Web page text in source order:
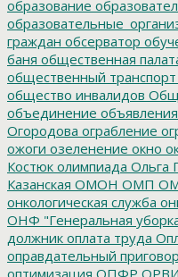
образование
граждан обсерватор
баня общественная
общественный транспорт
общество инвалидов
объединение объявления
Огородова ограбление
ожоги озеленение окно
Костюк олимпиада Ольга
Казанская ОМОН ОМП
онкологическая служба
ОНФ "Генеральная
должник оплата труда
оправдательный приговор
оптимизация ОПФР ОРВИ